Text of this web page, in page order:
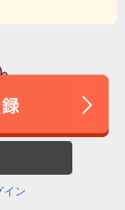
イン